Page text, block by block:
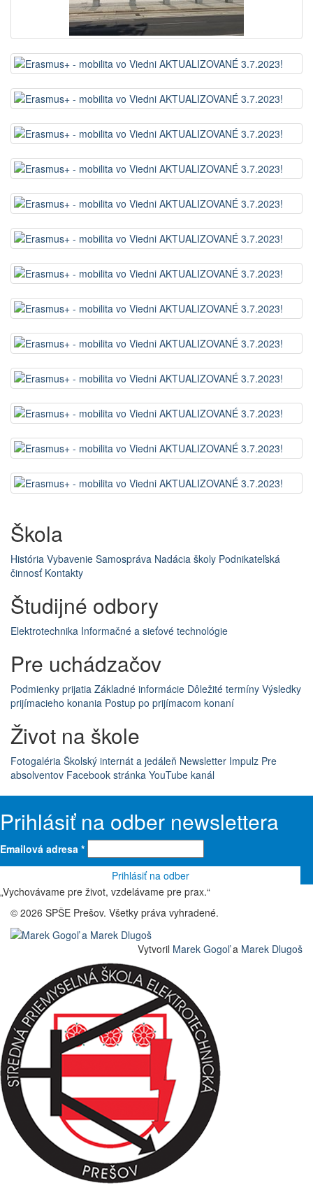
Škola
História Vybavenie Samospráva Nadácia školy Podnikateľská
činnosť Kontakty
Študijné odbory
Elektrotechnika Informačné a sieťové technológie
Pre uchádzačov
Podmienky prijatia Základné informácie Dôležité termíny Výsledky
prijímacieho konania Postup po prijímacom konaní
Život na škole
Fotogaléria Školský internát a jedáleň Newsletter Impulz Pre
absolventov Facebook stránka YouTube kanál
Prihlásiť na odber newslettera
Emailová adresa *
„Vychovávame pre život, vzdelávame pre prax.“
© 2026 SPŠE Prešov. Všetky práva vyhradené.
Vytvoril Marek Gogoľa Marek Dlugoš